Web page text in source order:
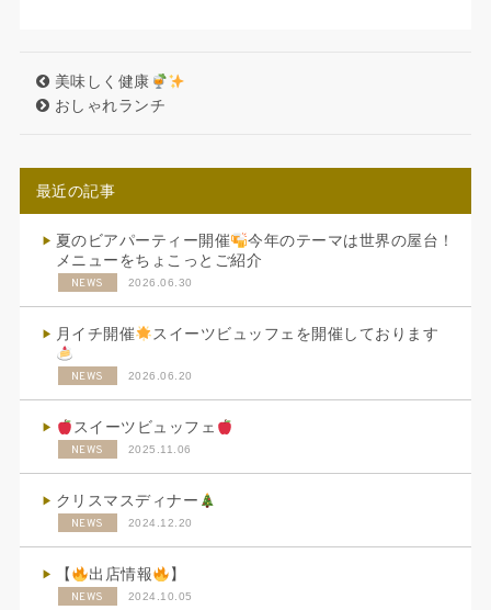
美味しく健康
おしゃれランチ
最近の記事
夏のビアパーティー開催
今年のテーマは世界の屋台！
メニューをちょこっとご紹介
NEWS 2026.06.30
月イチ開催 スイーツビュッフェを開催しております
NEWS 2026.06.20
スイーツビュッフェ
NEWS 2025.11.06
クリスマスディナー
NEWS 2024.12.20
【 出店情報 】
NEWS 2024.10.05